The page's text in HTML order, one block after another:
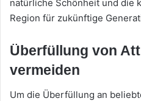
natürliche Schönheit und die
Region für zukünftige
Überfüllung von
vermeiden
Um die Überfüllung an